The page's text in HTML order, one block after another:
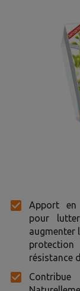
Apport en
pour
augmenter
résistance